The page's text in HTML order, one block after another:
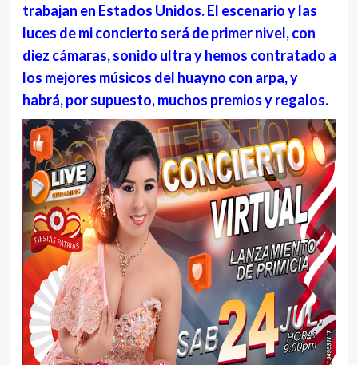
trabajan en Estados Unidos. El escenario y las
luces de mi concierto será de primer nivel, con
diez cámaras, sonido ultra y hemos contratado a
los mejores músicos del huayno con arpa, y
habrá, por supuesto, muchos premios y regalos.